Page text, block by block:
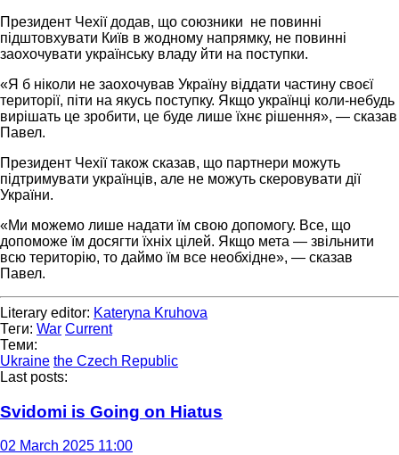
Президент Чехії додав, що союзники не повинні
підштовхувати Київ в жодному напрямку, не повинні
заохочувати українську владу йти на поступки.
«Я б ніколи не заохочував Україну віддати частину своєї
території, піти на якусь поступку. Якщо українці коли-небудь
вирішать це зробити, це буде лише їхнє рішення», — сказав
Павел.
Президент Чехії також сказав, що партнери можуть
підтримувати українців, але не можуть скеровувати дії
України.
«Ми можемо лише надати їм свою допомогу. Все, що
допоможе їм досягти їхніх цілей. Якщо мета — звільнити
всю територію, то даймо їм все необхідне», — сказав
Павел.
Literary editor: Kateryna Kruhova
Теги: War Current
Теми:
Ukraine the Czech Republic
Last posts:
Svidomi is Going on Hiatus
02 March 2025 11:00